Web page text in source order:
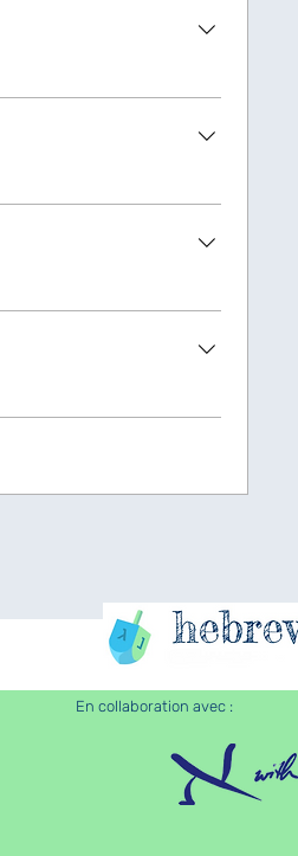
En collaboration avec :